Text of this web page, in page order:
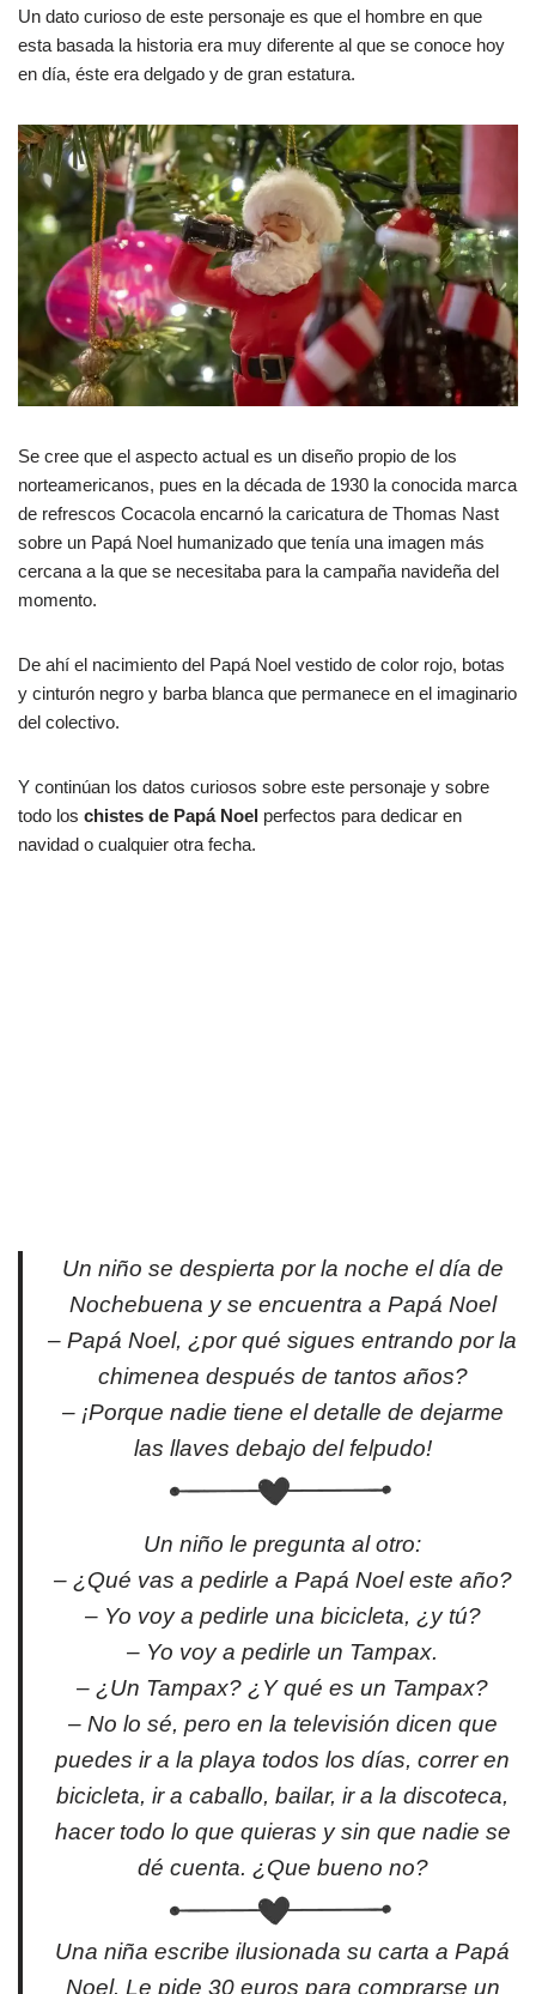
Un dato curioso de este personaje es que el hombre en que
esta basada la historia era muy diferente al que se conoce hoy
en día, éste era delgado y de gran estatura.
Se cree que el aspecto actual es un diseño propio de los
norteamericanos, pues en la década de 1930 la conocida marca
de refrescos Cocacola encarnó la caricatura de Thomas Nast
sobre un Papá Noel humanizado que tenía una imagen más
cercana a la que se necesitaba para la campaña navideña del
momento.
De ahí el nacimiento del Papá Noel vestido de color rojo, botas
y cinturón negro y barba blanca que permanece en el imaginario
del colectivo.
Y continúan los datos curiosos sobre este personaje y sobre
todo los chistes de Papá Noel perfectos para dedicar en
navidad o cualquier otra fecha.
Un niño se despierta por la noche el día de
Nochebuena y se encuentra a Papá Noel
– Papá Noel, ¿por qué sigues entrando por la
chimenea después de tantos años?
– ¡Porque nadie tiene el detalle de dejarme
las llaves debajo del felpudo!
Un niño le pregunta al otro:
– ¿Qué vas a pedirle a Papá Noel este año?
– Yo voy a pedirle una bicicleta, ¿y tú?
– Yo voy a pedirle un Tampax.
– ¿Un Tampax? ¿Y qué es un Tampax?
– No lo sé, pero en la televisión dicen que
puedes ir a la playa todos los días, correr en
bicicleta, ir a caballo, bailar, ir a la discoteca,
hacer todo lo que quieras y sin que nadie se
dé cuenta. ¿Que bueno no?
Una niña escribe ilusionada su carta a Papá
Noel. Le pide 30 euros para comprarse un